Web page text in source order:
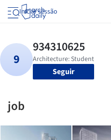
Iniciar sessão
Seguir
job